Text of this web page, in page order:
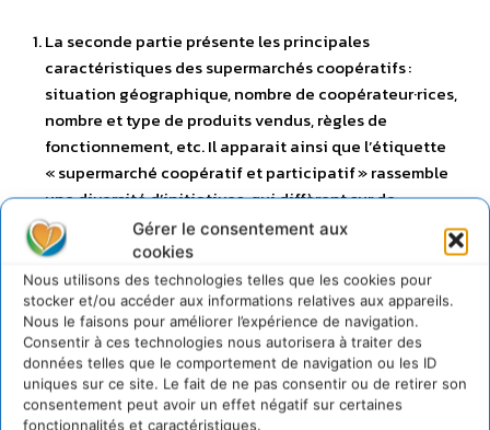
Gérer le consentement aux
cookies
Nous utilisons des technologies telles que les cookies pour
stocker et/ou accéder aux informations relatives aux appareils.
Nous le faisons pour améliorer l’expérience de navigation.
Consentir à ces technologies nous autorisera à traiter des
données telles que le comportement de navigation ou les ID
uniques sur ce site. Le fait de ne pas consentir ou de retirer son
consentement peut avoir un effet négatif sur certaines
fonctionnalités et caractéristiques.
La seconde partie présente les principales
caractéristiques des supermarchés coopératifs :
situation géographique, nombre de coopérateur·rices,
nombre et type de produits vendus, règles de
fonctionnement, etc. Il apparait ainsi que l’étiquette
« supermarché coopératif et participatif » rassemble
une diversité d’initiatives, qui diffèrent sur de
nombreux points.
Enfin, la troisième partie décrit et analyse les pratiques
des supermarchés coopératifs et participatifs qui
contribuent à démocratiser l’accès à une alimentation
saine et durable, les difficultés rencontrées par ces
initiatives et les réflexions et expérimentations en
cours pour y faire face.